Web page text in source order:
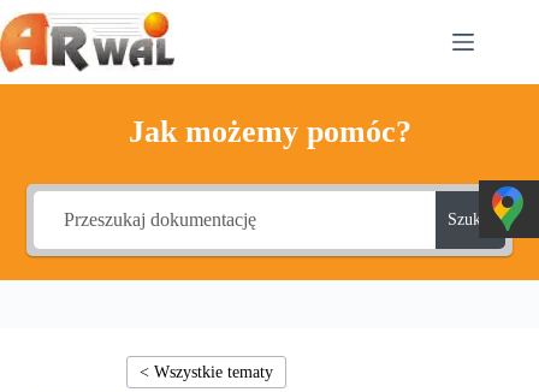
Przejdź
do
treści
Jak możemy pomóc?
Szukaj